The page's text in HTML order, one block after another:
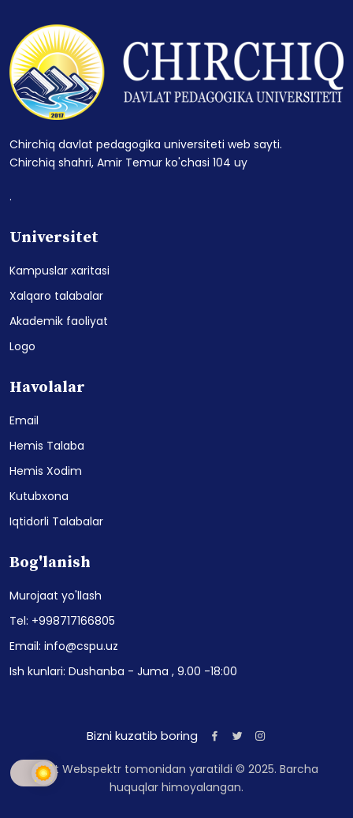
Chirchiq davlat pedagogika universiteti web sayti.
Chirchiq shahri, Amir Temur ko'chasi 104 uy
.
Universitet
Kampuslar xaritasi
Xalqaro talabalar
Akademik faoliyat
Logo
Havolalar
Email
Hemis Talaba
Hemis Xodim
Kutubxona
Iqtidorli Talabalar
Bog'lanish
Murojaat yo'llash
Tel: +998717166805
Email: info@cspu.uz
Ish kunlari: Dushanba - Juma , 9.00 -18:00
Bizni kuzatib boring
Sayt Webspektr tomonidan yaratildi © 2025. Barcha
huquqlar himoyalangan.